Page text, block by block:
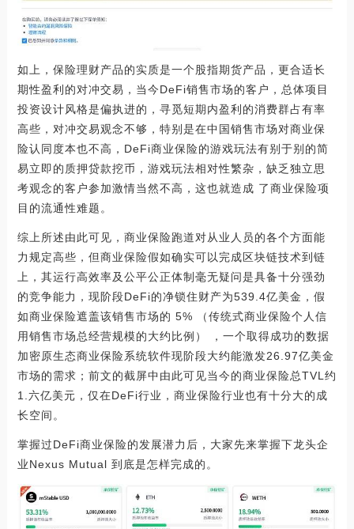
如上，保险理财产品的实质是一个股指期货产品，更合适长
期性盈利的对冲交易，当今DeFi销售市场的客户，总体项目
投资设计风格是偏执进的，寻觅短期内盈利的消费群占有率
高些，对冲交易观念不够，特别是在中国销售市场对商业保
险认同度本也不高，DeFi商业保险的游戏玩法有别于别的简
易立即的质押贷款挖币，游戏玩法相对性繁杂，缺乏独立思
考观念的客户参加激情当然不高，这也就造成 了商业保险项
目的流通性难题。
综上所述由此可见，商业保险跑道对从业人员的各个方面能
力规定高些，但商业保险假如确实可以完成区块链技术到链
上，其运行高效率及公平公正体制毫无疑问是具备十分强劲
的竞争能力，现阶段DeFi的净锁住财产为539.4亿美金，假
如商业保险遮盖该销售市场的 5% （传统式商业保险个人信
用销售市场总经营规模的大约比例） ，一个取得成功的数据
加密原生态商业保险系统软件现阶段大约能激发26.97亿美金
市场的需求；前文的截屏中由此可见当今的商业保险总TVL约
1.六亿美元，仅在DeFi行业，商业保险行业也有十分大的成
长空间。
掌握过DeFi商业保险的发展潜力后，大家先来掌握下龙头企
业Nexus Mutual 到底是怎样完成的。